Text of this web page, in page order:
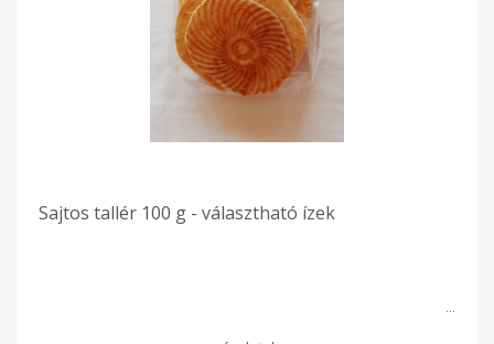
Sajtos tallér 100 g - választható ízek